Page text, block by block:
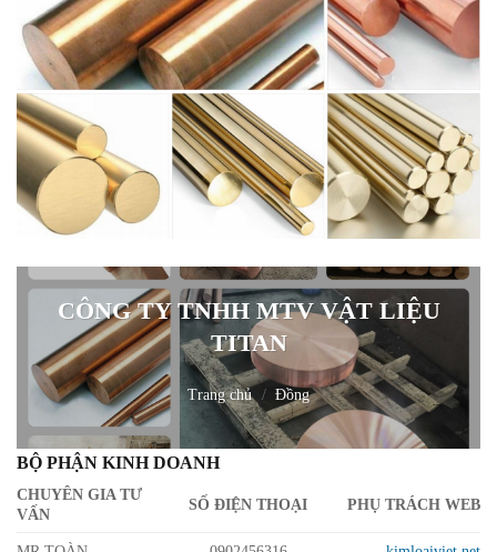
CÔNG TY TNHH MTV VẬT LIỆU
TITAN
Trang chủ / Đồng
BỘ PHẬN KINH DOANH
CHUYÊN GIA TƯ
VẤN
SỐ ĐIỆN THOẠI PHỤ TRÁCH WEB